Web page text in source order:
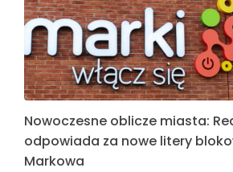
Nowoczesne oblicze miasta:
odpowiada za nowe litery
Markowa